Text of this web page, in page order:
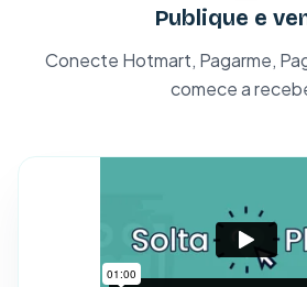
Publique e
Conecte Hotmart, Pagarme,
comece a